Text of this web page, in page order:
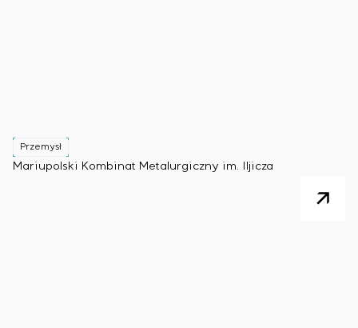
Przemysł
Mariupolski Kombinat Metalurgiczny im. Iljicza